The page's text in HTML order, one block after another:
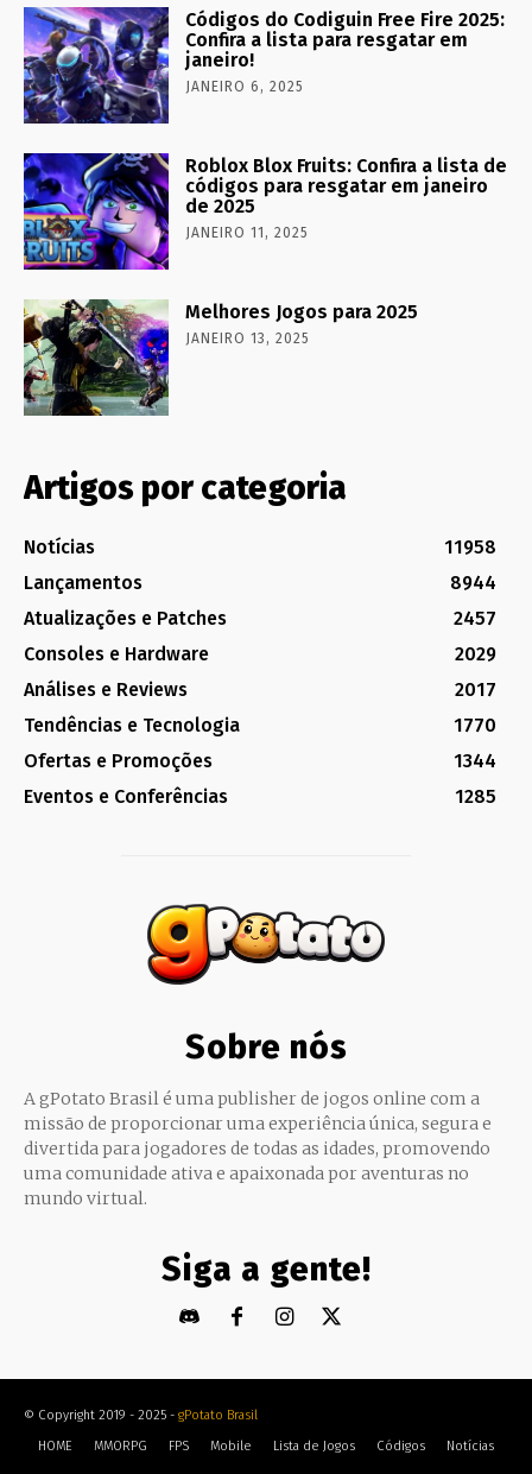
Códigos do Codiguin Free Fire 2025:
Confira a lista para resgatar em
janeiro!
JANEIRO 6, 2025
Roblox Blox Fruits: Confira a lista de
códigos para resgatar em janeiro
de 2025
JANEIRO 11, 2025
Melhores Jogos para 2025
JANEIRO 13, 2025
Artigos por categoria
Notícias
11958
Lançamentos
8944
Atualizações e Patches
2457
Consoles e Hardware
2029
Análises e Reviews
2017
Tendências e Tecnologia
1770
Ofertas e Promoções
1344
Eventos e Conferências
1285
Sobre nós
A gPotato Brasil é uma publisher de jogos online com a
missão de proporcionar uma experiência única, segura e
divertida para jogadores de todas as idades, promovendo
uma comunidade ativa e apaixonada por aventuras no
mundo virtual.
Siga a gente!
© Copyright 2019 - 2025 - gPotato Brasil
HOME
MMORPG FPS Mobile Lista de Jogos Códigos Notícias